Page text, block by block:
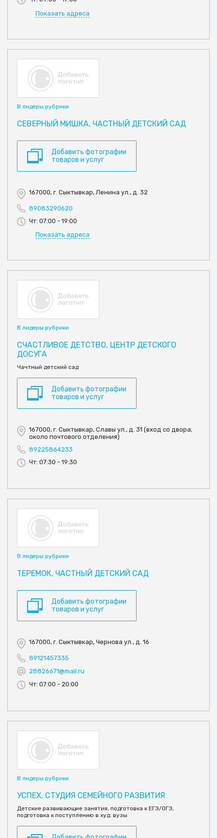
Показать адреса
В лидеры рубрики
СЕВЕРНЫЙ МИШКА, ЧАСТНЫЙ ДЕТСКИЙ САД
Добавить фотографии
товаров и услуг
167000, г. Сыктывкар, Ленина ул., д. 32
89083290620
Чт: 07:00 - 19:00
Показать адреса
В лидеры рубрики
СЧАСТЛИВОЕ ДЕТСТВО, ЦЕНТР ДЕТСКОГО
ДОСУГА
Чачтный детский сад
Добавить фотографии
товаров и услуг
167000, г. Сыктывкар, Славы ул., д. 31 (вход со двора;
около почтового отделения)
89225864233
Чт: 07:30 - 19:30
В лидеры рубрики
ТЕРЕМОК, ЧАСТНЫЙ ДЕТСКИЙ САД
Добавить фотографии
товаров и услуг
167000, г. Сыктывкар, Чернова ул., д. 16
89121457335
28826671@mail.ru
Чт: 07:00 - 20:00
В лидеры рубрики
УСПЕХ, СТУДИЯ СЕМЕЙНОГО РАЗВИТИЯ
Детские развивающие занятия, подготовка к ЕГЭ/ОГЭ,
подготовка к поступлению в худ. вузы